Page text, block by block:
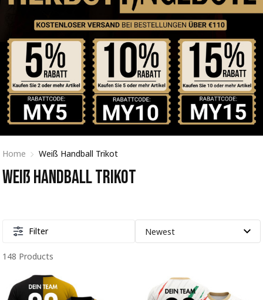
Home Weiß Handball Trikot
Weiß Handball Trikot
Filter
148 Products